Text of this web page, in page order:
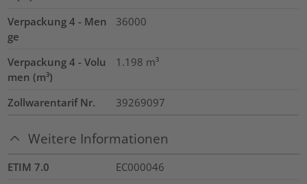
Verpackung 4 - Men
ge
36000
Verpackung 4 - Volu
men (m³)
1.198 m³
Zollwarentarif Nr. 39269097
Weitere Informationen
ETIM 7.0
EC000046